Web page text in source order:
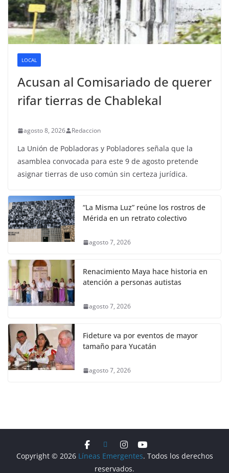
LOCAL
Acusan al Comisariado de querer
rifar tierras de Chablekal
agosto 8, 2026 Redaccion
La Unión de Pobladoras y Pobladores señala que la
asamblea convocada para este 9 de agosto pretende
asignar tierras de uso común sin certeza jurídica.
“La Misma Luz” reúne los rostros de
Mérida en un retrato colectivo
agosto 7, 2026
Renacimiento Maya hace historia en
atención a personas autistas
agosto 7, 2026
Fideture va por eventos de mayor
tamaño para Yucatán
agosto 7, 2026
Copyright © 2026 Líneas Emergentes. Todos los derechos
reservados.